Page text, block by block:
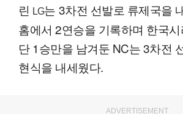
린 LG는 3차전 선발로 류제국을
홈에서 2연승을 기록하며 한국
단 1승만을 남겨둔 NC는 3차전
현식을 내세웠다.
ADVERTISEMENT